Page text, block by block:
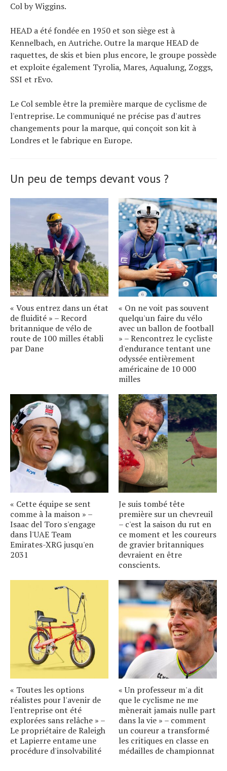
Col by Wiggins.
HEAD a été fondée en 1950 et son siège est à
Kennelbach, en Autriche. Outre la marque HEAD de
raquettes, de skis et bien plus encore, le groupe possède
et exploite également Tyrolia, Mares, Aqualung, Zoggs,
SSI et rEvo.
Le Col semble être la première marque de cyclisme de
l'entreprise. Le communiqué ne précise pas d'autres
changements pour la marque, qui conçoit son kit à
Londres et le fabrique en Europe.
Un peu de temps devant vous ?
« Vous entrez dans un état
de fluidité » – Record
britannique de vélo de
route de 100 milles établi
par Dane
« On ne voit pas souvent
quelqu'un faire du vélo
avec un ballon de football
» – Rencontrez le cycliste
d'endurance tentant une
odyssée entièrement
américaine de 10 000
milles
« Cette équipe se sent
comme à la maison » –
Isaac del Toro s'engage
dans l'UAE Team
Emirates-XRG jusqu'en
2031
Je suis tombé tête
première sur un chevreuil
– c'est la saison du rut en
ce moment et les coureurs
de gravier britanniques
devraient en être
conscients.
« Toutes les options
réalistes pour l'avenir de
l'entreprise ont été
explorées sans relâche » –
Le propriétaire de Raleigh
et Lapierre entame une
procédure d'insolvabilité
« Un professeur m'a dit
que le cyclisme ne me
mènerait jamais nulle part
dans la vie » – comment
un coureur a transformé
les critiques en classe en
médailles de championnat